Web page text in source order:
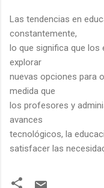
Las tendencias en
constantemente,
lo que significa que los
explorar
nuevas opciones para
medida que
los profesores y
avances
tecnológicos, la
satisfacer las